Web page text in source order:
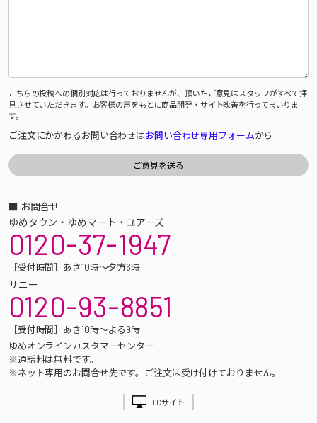
こちらの投稿への個別対応は行っておりませんが、頂いたご意見はスタッフがすべて拝
見させていただきます。お客様の声をもとに商品開発・サイト改善を行ってまいりま
す。
ご注文にかかわるお問い合わせはお問い合わせ専用フォームから
■ お問合せ
ゆめタウン・ゆめマート・ユアーズ
0120-37-1947
［受付時間］あさ10時～夕方6時
サニー
0120-93-8851
［受付時間］あさ10時～よる9時
ゆめオンラインカスタマーセンター
※通話料は無料です。
※ネット専用のお問合せ先です。ご注文は受け付けておりません。
PCサイト